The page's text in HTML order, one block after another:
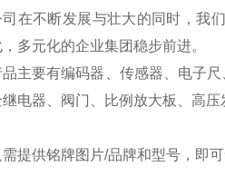
司在不断发展与壮大的同时，我
多元化的企业集团稳步前进。
品主要有编码器、传感器、电子
电器、阀门、比例放大板、高压
需提供铭牌图片/品牌和型号，即可